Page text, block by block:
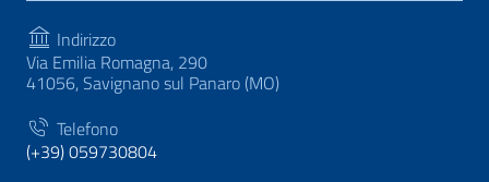
Indirizzo
Via Emilia Romagna, 290
41056, Savignano sul Panaro (MO)
Telefono
(+39) 059730804